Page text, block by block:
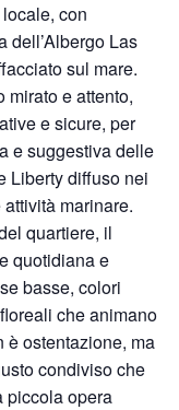
con
dell’Albergo Las
sul mare.
mirato e attento,
e sicure, per
e suggestiva delle
Liberty diffuso nei
marinare.
quartiere, il
quotidiana e
basse, colori
che animano
è ostentazione, ma
condiviso che
piccola opera